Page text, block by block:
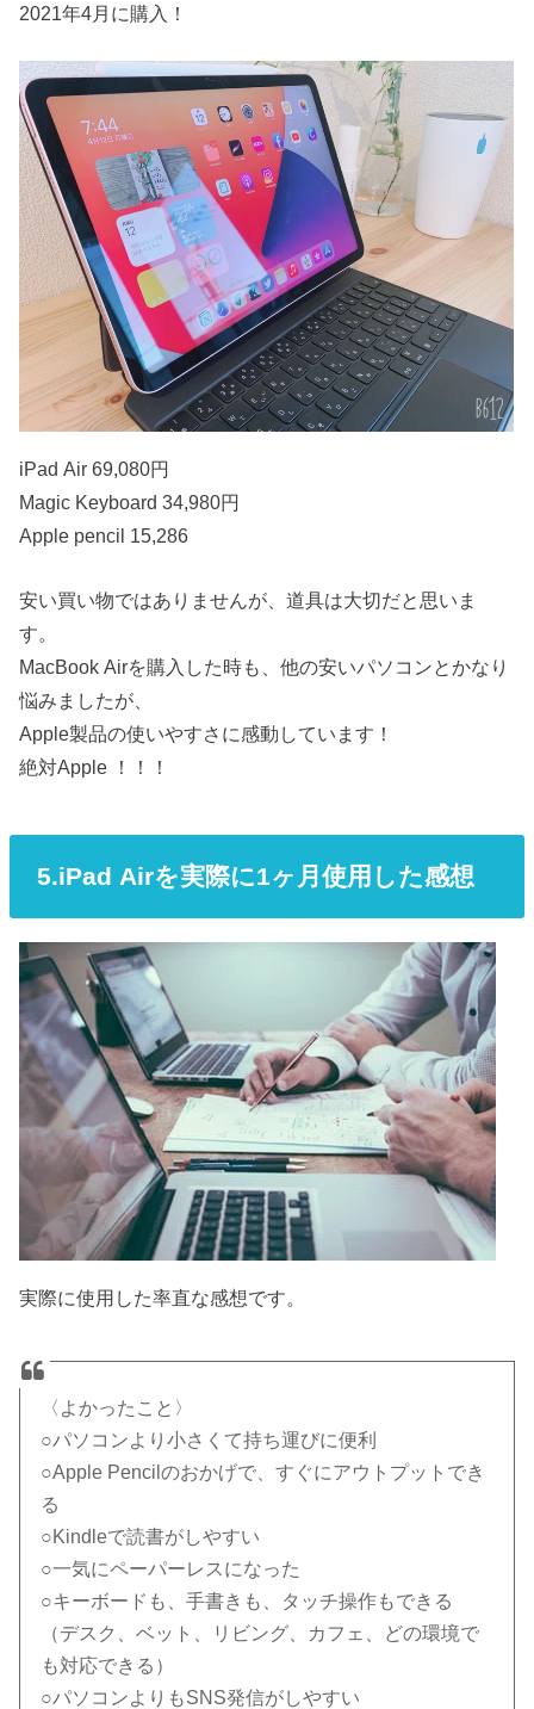
2021年4月に購入！
iPad Air 69,080円
Magic Keyboard 34,980円
Apple pencil 15,286
安い買い物ではありませんが、道具は大切だと思いま
す。
MacBook Airを購入した時も、他の安いパソコンとかなり
悩みましたが、
Apple製品の使いやすさに感動しています！
絶対Apple ！！！
5.iPad Airを実際に1ヶ月使用した感想
実際に使用した率直な感想です。
〈よかったこと〉
○パソコンより小さくて持ち運びに便利
○Apple Pencilのおかげで、すぐにアウトプットでき
る
○Kindleで読書がしやすい
○一気にペーパーレスになった
○キーボードも、手書きも、タッチ操作もできる
（デスク、ベット、リビング、カフェ、どの環境で
も対応できる）
○パソコンよりもSNS発信がしやすい